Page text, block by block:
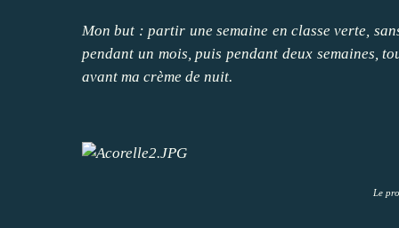
Mon but : partir une semaine en classe verte,
pendant un mois, puis pendant deux semaines,
avant ma crème de nuit.
Le